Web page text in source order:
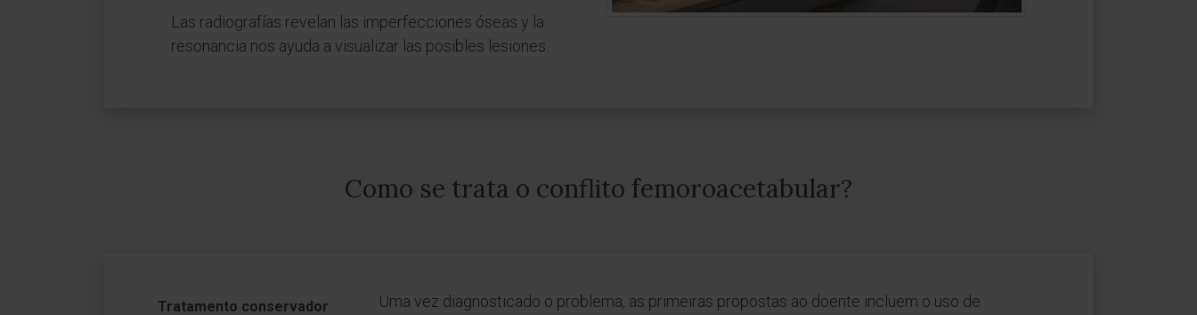
Las radiografías revelan las imperfecciones óseas y la
resonancia nos ayuda a visualizar las posibles lesiones.
Como se trata o conflito femoroacetabular?
Tratamento conservador Uma vez diagnosticado o problema, as primeiras propostas ao doente incluem o uso de